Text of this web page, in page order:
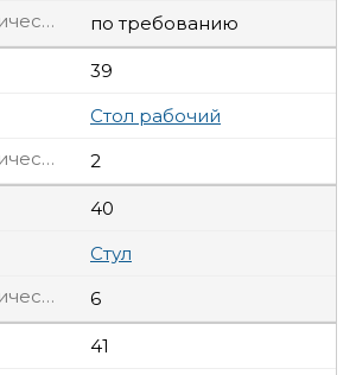
по требованию
Требуемое количество, шт
39
Стол рабочий
2
Требуемое количество, шт
40
Стул
6
Требуемое количество, шт
41